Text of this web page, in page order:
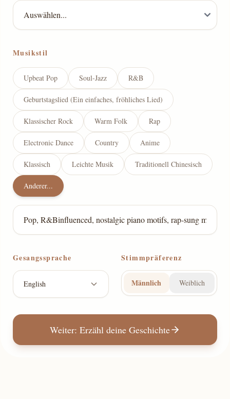
Musikstil
Upbeat Pop Soul-Jazz R&B
Geburtstagslied (Ein einfaches, fröhliches Lied)
Klassischer Rock Warm Folk Rap
Electronic Dance Country Anime
Klassisch Leichte Musik Traditionell Chinesisch
Anderer...
Gesangssprache
English
Stimmpräferenz
Männlich Weiblich
Weiter: Erzähl deine Geschichte